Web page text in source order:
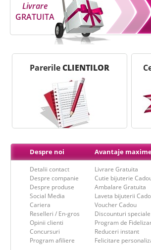
Livrare
GRATUITA
ParerileCLIENTILOR
Despre noi
Detalii contact
Despre companie
Despre produse
Social Media
Cariera
Reselleri / En-gros
Opinii clienti
Concursuri
Program afiliere
Avantaje
Livrare Gratuita
Cutie bijuterie
Ambalare Gratuita
Laveta bijuterii
Voucher Cadou
Discounturi speciale
Program de
Reduceri instant
Felicitare